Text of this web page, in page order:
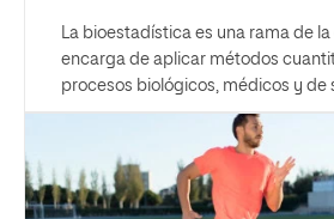
La bioestadística es una rama de
encarga de aplicar métodos
procesos biológicos, médicos y de